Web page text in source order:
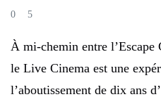
0 5
À mi-chemin entre l’Escape
le Live Cinema est une
l’aboutissement de dix ans